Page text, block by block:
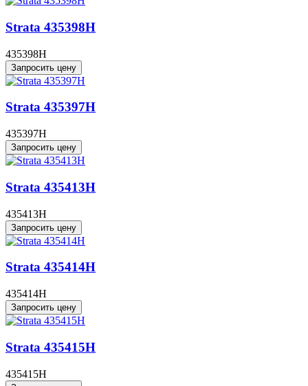
Strata 435398H
435398H
Запросить цену
Strata 435397H
435397H
Запросить цену
Strata 435413H
435413H
Запросить цену
Strata 435414H
435414H
Запросить цену
Strata 435415H
435415H